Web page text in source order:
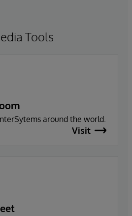
Tools
around the world.
Visit